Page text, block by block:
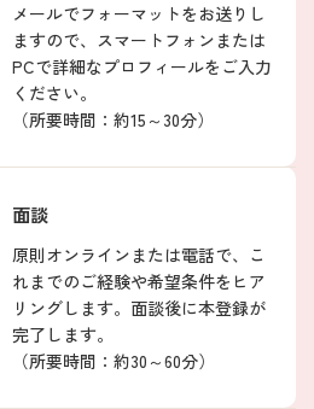
メールでフォーマットをお送りし
ますので、スマートフォンまたは
PCで詳細なプロフィールをご入力
ください。
（所要時間：約15～30分）
面談
原則オンラインまたは電話で、こ
れまでのご経験や希望条件をヒア
リングします。面談後に本登録が
完了します。
（所要時間：約30～60分）